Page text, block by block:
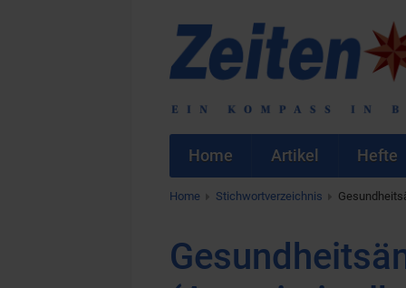
Home Artikel Hefte
Home Stichwortverzeichnis